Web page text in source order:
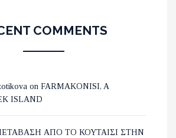
COMMENTS
on FARMAKONISI, A
ISLAND
ΑΠΟ ΤΟ ΚΟΥΤΑΙΣΙ ΣΤΗΝ